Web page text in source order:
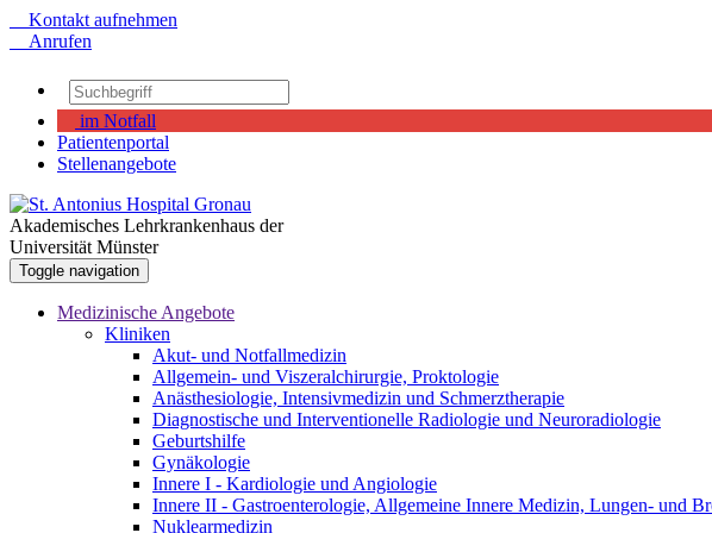
Kontakt aufnehmen
Anrufen
im Notfall
Patientenportal
Stellenangebote
Akademisches Lehrkrankenhaus der
Universität Münster
Toggle navigation
Medizinische Angebote
Kliniken
Akut- und Notfallmedizin
Allgemein- und Viszeralchirurgie, Proktologie
Anästhesiologie, Intensivmedizin und Schmerztherapie
Diagnostische und Interventionelle Radiologie und Neuroradiologie
Geburtshilfe
Gynäkologie
Innere I - Kardiologie und Angiologie
Innere II - Gastroenterologie, Allgemeine Innere Medizin, Lungen- und
Nuklearmedizin